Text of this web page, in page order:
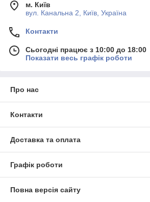
м. Київ
вул. Канальна 2, Київ, Україна
Контакти
Сьогодні працює з 10:00 до 18:00
Показати весь графік роботи
Про нас
Контакти
Доставка та оплата
Графік роботи
Повна версія сайту